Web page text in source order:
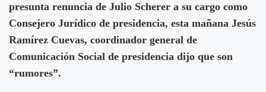
presunta renuncia de Julio Scherer a su cargo como
Consejero Jurídico de presidencia, esta mañana Jesús
Ramírez Cuevas, coordinador general de
Comunicación Social de presidencia dijo que son
“rumores”.